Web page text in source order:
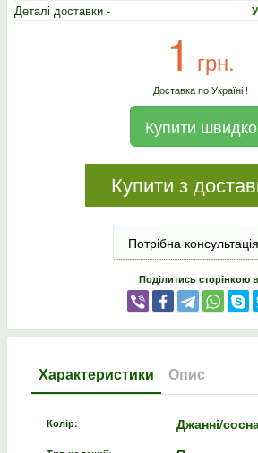
Деталі доставки -
1 грн.
Доставка по Україні !
Купити швидко
Купити з
Потрібна
Поділитись сторінкою
Характеристики Опис
Колір: Джанні/